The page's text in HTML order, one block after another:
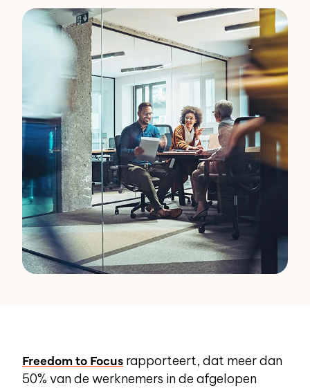
Freedom to Focus rapporteert, dat meer dan
50% van de werknemers in de afgelopen